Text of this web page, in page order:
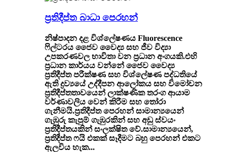
ප්‍රතිදීප්ත බාධා පෙරහන්
නිෂ්පාදන දළ විශ්ලේෂණය Fluorescence
ෆිල්ටරය ජෛව වෛද්‍ය සහ ජීව විද්‍යා
උපකරණවල භාවිතා වන ප්‍රධාන අංගයකි.එහි
ප්‍රධාන කාර්යය වන්නේ ජෛව වෛද්‍ය
ප්‍රතිදීප්ත පරීක්ෂණ සහ විශ්ලේෂණ පද්ධතියේ
ඇති ද්‍රව්‍යයේ උද්දීපන ආලෝකය සහ විමෝචන
ප්‍රතිදීප්තතාවයෙන් ලාක්ෂණික තරංග ආයාම
වර්ණාවලිය වෙන් කිරීම සහ තෝරා
ගැනීමයි.ප්‍රතිදීප්ත පෙරහන් සාමාන්‍යයෙන්
ගැඹුරු කැපුම් ගැඹුරකින් සහ අඩු ස්වයං
ප්‍රතිදීප්තයකින් සංලක්ෂිත වේ.සාමාන්‍යයෙන්,
ප්‍රතිදීප්ත ෆයි එකක් සෑදීමට බහු පෙරහන් එකට
ඇලවිය හැක...